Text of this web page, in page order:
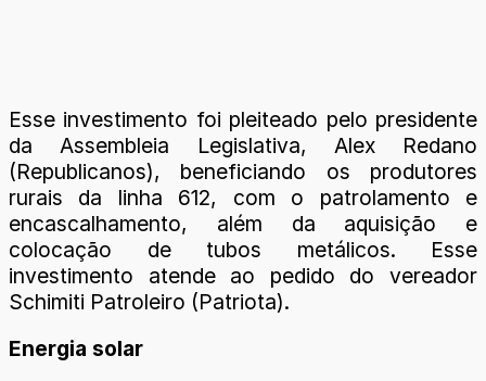
Esse investimento foi pleiteado pelo presidente
da Assembleia Legislativa, Alex Redano
(Republicanos), beneficiando os produtores
rurais da linha 612, com o patrolamento e
encascalhamento, além da aquisição e
colocação de tubos metálicos. Esse
investimento atende ao pedido do vereador
Schimiti Patroleiro (Patriota).
Energia solar